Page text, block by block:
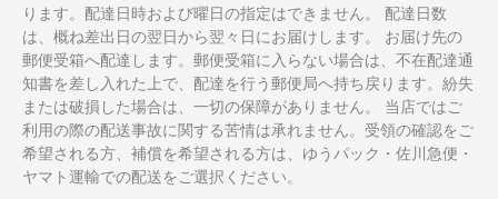
ります。配達日時および曜日の指定はできません。 配達日数
は、概ね差出日の翌日から翌々日にお届けします。 お届け先の
郵便受箱へ配達します。郵便受箱に入らない場合は、不在配達通
知書を差し入れた上で、配達を行う郵便局へ持ち戻ります。紛失
または破損した場合は、一切の保障がありません。 当店ではご
利用の際の配送事故に関する苦情は承れません。受領の確認をご
希望される方、補償を希望される方は、ゆうパック・佐川急便・
ヤマト運輸での配送をご選択ください。